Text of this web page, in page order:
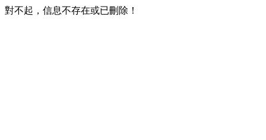
對不起，信息不存在或已刪除！